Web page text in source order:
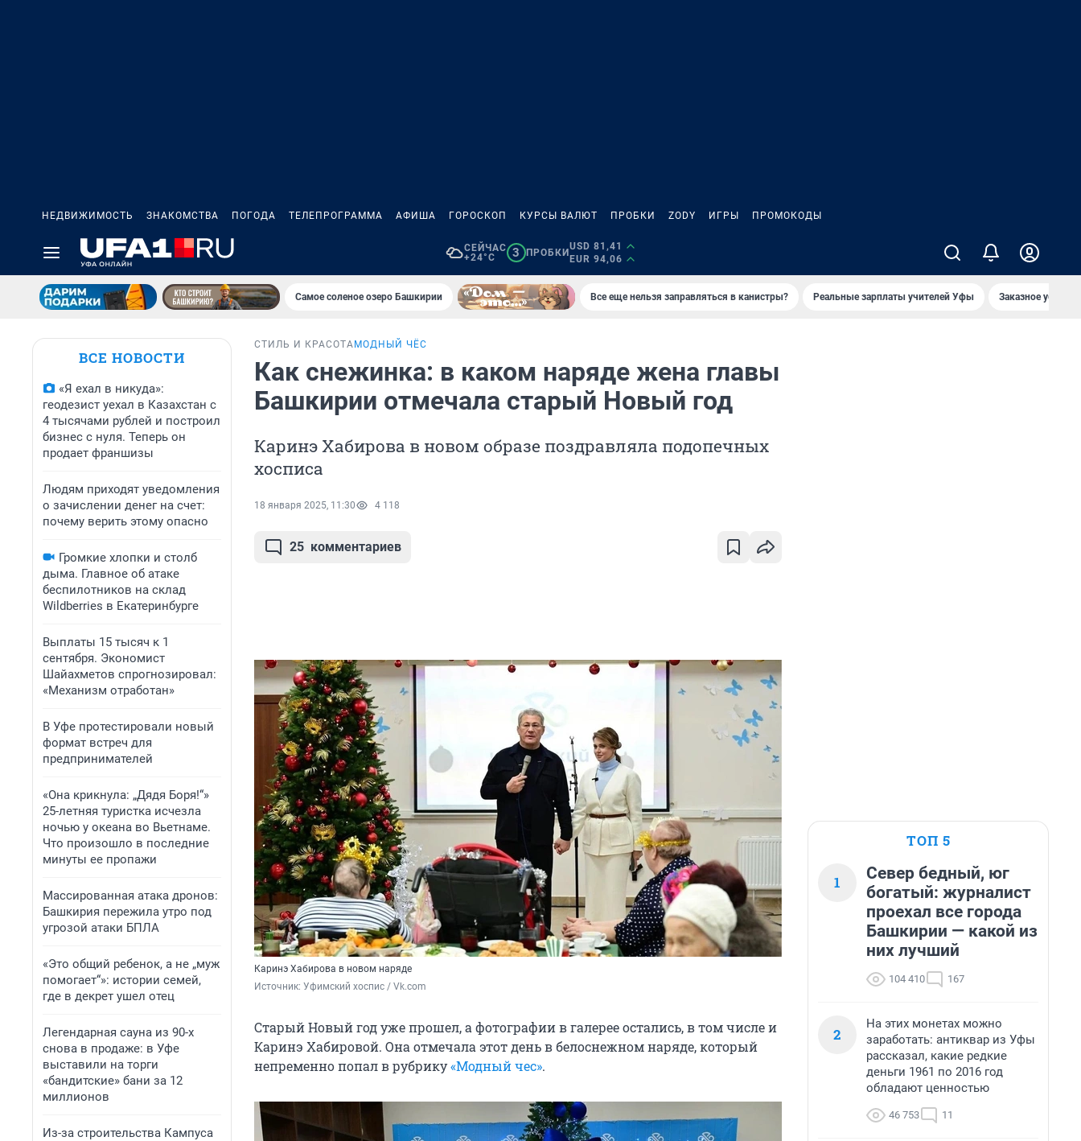
НЕДВИЖИМОСТЬ ЗНАКОМСТВА ПОГОДА ТЕЛЕПРОГРАММА АФИША ГОРОСКОП КУРСЫ ВАЛЮТ ПРОБКИ ZODY ИГРЫ ПРОМОКОДЫ
СЕЙЧАС
+24°C
3 ПРОБКИ
USD 81,41
EUR 94,06
Самое соленое озеро Башкирии Все еще нельзя заправляться в канистры? Реальные зарплаты учителей Уфы Заказное
ВСЕ НОВОСТИ
«Я ехал в никуда»:
геодезист уехал в Казахстан с
4 тысячами рублей и построил
бизнес с нуля. Теперь он
продает франшизы
Людям приходят уведомления
о зачислении денег на счет:
почему верить этому опасно
Громкие хлопки и столб
дыма. Главное об атаке
беспилотников на склад
Wildberries в Екатеринбурге
Выплаты 15 тысяч к 1
сентября. Экономист
Шайахметов спрогнозировал:
«Механизм отработан»
В Уфе протестировали новый
формат встреч для
предпринимателей
«Она крикнула: „Дядя Боря!“»
25-летняя туристка исчезла
ночью у океана во Вьетнаме.
Что произошло в последние
минуты ее пропажи
Массированная атака дронов:
Башкирия пережила утро под
угрозой атаки БПЛА
«Это общий ребенок, а не „муж
помогает“»: истории семей,
где в декрет ушел отец
Легендарная сауна из 90-х
снова в продаже: в Уфе
выставили на торги
«бандитские» бани за 12
миллионов
Из-за строительства Кампуса
СТИЛЬ И КРАСОТА МОДНЫЙ ЧЁС
Как снежинка: в каком наряде жена главы
Башкирии отмечала старый Новый год
Каринэ Хабирова в новом образе поздравляла подопечных
хосписа
18 января 2025, 11:30 4 118
25 комментариев
Каринэ Хабирова в новом наряде
Источник: Уфимский хоспис / Vk.com
Старый Новый год уже прошел, а фотографии в галерее остались, в том числе и
Каринэ Хабировой. Она отмечала этот день в белоснежном наряде, который
непременно попал в рубрику«Модный чес».
ТОП 5
1
Север бедный, юг
богатый: журналист
проехал все города
Башкирии — какой из
них лучший
104 410 167
2
На этих монетах можно
заработать: антиквар из Уфы
рассказал, какие редкие
деньги 1961 по 2016 год
обладают ценностью
46 753 11